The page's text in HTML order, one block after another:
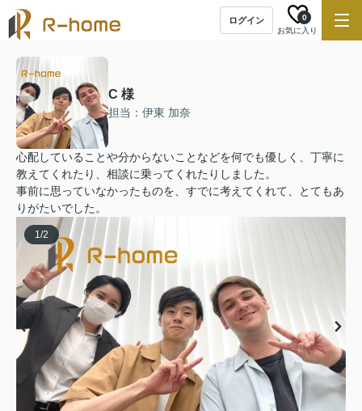
ログイン
お気に入り
0
C 様
担当：伊東 加奈
心配していることや分からないことなどを何でも優しく、丁寧に
教えてくれたり、相談に乗ってくれたりしました。
事前に思っていなかったものを、すでに考えてくれて、とてもあ
りがたいでした。
1/2